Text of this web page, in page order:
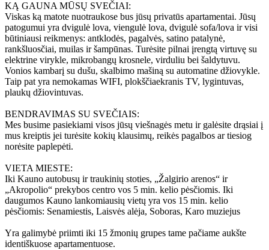
KĄ GAUNA MŪSŲ SVEČIAI:
Viskas ką matote nuotraukose bus jūsų privatūs apartamentai. Jūsų
patogumui yra dvigulė lova, viengulė lova, dvigulė sofa/lova ir visi
būtiniausi reikmenys: antklodės, pagalvės, satino patalynė,
rankšluosčiai, muilas ir šampūnas. Turėsite pilnai įrengtą virtuvę su
elektrine virykle, mikrobangų krosnele, virduliu bei šaldytuvu.
Vonios kambarį su dušu, skalbimo mašiną su automatine džiovykle.
Taip pat yra nemokamas WIFI, plokščiaekranis TV, lygintuvas,
plaukų džiovintuvas.
BENDRAVIMAS SU SVEČIAIS:
Mes busime pasiekiami visos jūsų viešnagės metu ir galėsite drąsiai į
mus kreiptis jei turėsite kokių klausimų, reikės pagalbos ar tiesiog
norėsite paplepėti.
VIETA MIESTE:
Iki Kauno autobusų ir traukinių stoties, „Žalgirio arenos“ ir
„Akropolio“ prekybos centro vos 5 min. kelio pėsčiomis. Iki
daugumos Kauno lankomiausių vietų yra vos 15 min. kelio
pėsčiomis: Senamiestis, Laisvės alėja, Soboras, Karo muziejus
Yra galimybė priimti iki 15 žmonių grupes tame pačiame aukšte
identiškuose apartamentuose.